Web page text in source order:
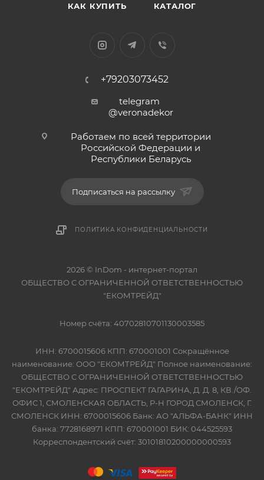
КАК КУПИТЬ КАТАЛОГ
+79203073452
telegram
@veronadekor
Работаем по всей территории
Российской Федерации и
Республики Беларусь
Подписаться на рассылку
ПОЛИТИКА КОНФИДЕНЦИАЛЬНОСТИ
2026 © InDom - интернет-портал
ОБЩЕСТВО С ОГРАНИЧЕННОЙ ОТВЕТСТВЕННОСТЬЮ
"ЕКОМТРЕЙД"
Номер счёта: 40702810701130003585
ИНН: 6700015606 КПП: 670001001 Сокращённое
наименование: ООО "ЕКОМТРЕЙД" Полное наименование:
ОБЩЕСТВО С ОГРАНИЧЕННОЙ ОТВЕТСТВЕННОСТЬЮ
"ЕКОМТРЕЙД" Адрес: ПРОСПЕКТ ГАГАРИНА, Д. Д. 8, КВ./ОФ.
ОФИС 1, СМОЛЕНСКАЯ ОБЛАСТЬ, Р-Н ГОРОД СМОЛЕНСК, Г.
СМОЛЕНСК ИНН: 6700015606 Банк: АО "АЛЬФА-БАНК" ИНН
банка: 7728168971 КПП: 670001001 БИК: 044525593
Корреспондентский счёт: 30101810200000000593